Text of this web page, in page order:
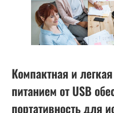
Компактная и
питанием от USB
портативность для